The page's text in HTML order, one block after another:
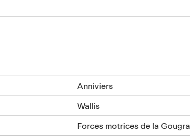
Anniviers
Wallis
Forces motrices de la Gougra